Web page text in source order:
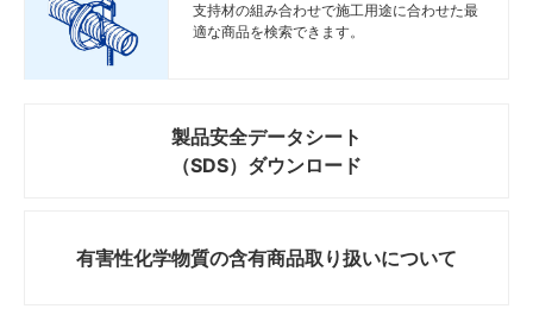
支持材の組み合わせで施工用途に合わせた最
適な商品を検索できます。
製品安全データシート
（SDS）ダウンロード
有害性化学物質の含有商品取り扱いについて